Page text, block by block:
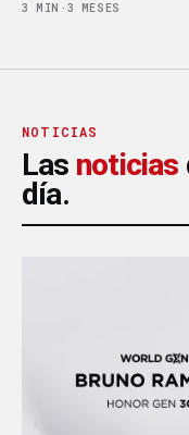
3 MIN · 3 MESES
NOTICIAS
Las noticias
día.